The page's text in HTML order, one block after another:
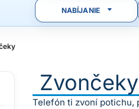
NABÍJANIE
Zvončeky
Telefón ti zvoní potichu,